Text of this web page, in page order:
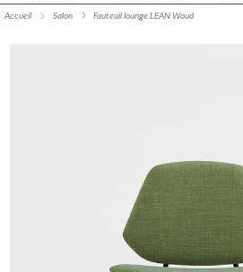
Accueil Salon Fauteuil lounge LEAN Woud